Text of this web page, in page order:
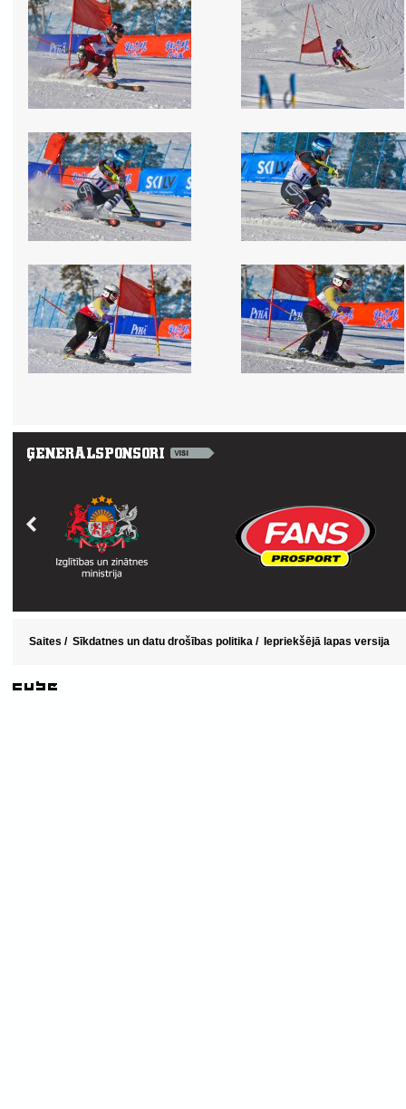
Saites / Sīkdatnes un datu drošības politika / Iepriekšējā lapas versija